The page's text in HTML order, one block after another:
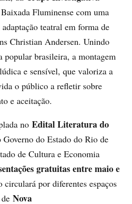
Fluminense com uma
teatral em forma de
Christian Andersen. Unindo
popular brasileira, a montagem
e sensível, que valoriza a
o público a refletir sobre
e aceitação.
no Edital Literatura do
do Estado do Rio de
de Cultura e Economia
gratuitas entre maio e
circulará por diferentes espaços
Nova